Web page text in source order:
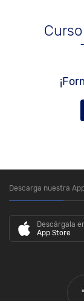
Descarga nuestra
Descárgala
App Store